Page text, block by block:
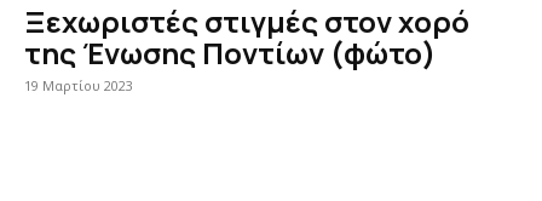
Ξεχωριστές στιγμές στον χορό
της Ένωσης Ποντίων (φώτο)
19 Μαρτίου 2023